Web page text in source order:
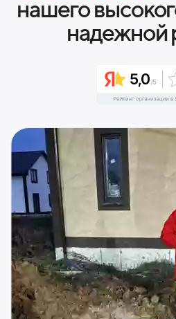
нашего
надежной